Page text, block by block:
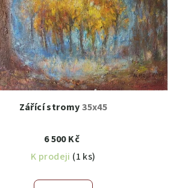
Zářící stromy35x45
6 500 Kč
K prodeji (1 ks)